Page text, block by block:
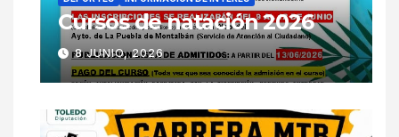
Cursos de natación 2026
8 JUNIO, 2026